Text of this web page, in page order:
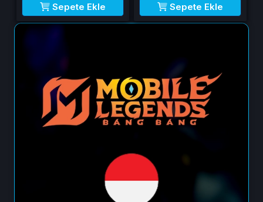
Sepete Ekle Sepete Ekle